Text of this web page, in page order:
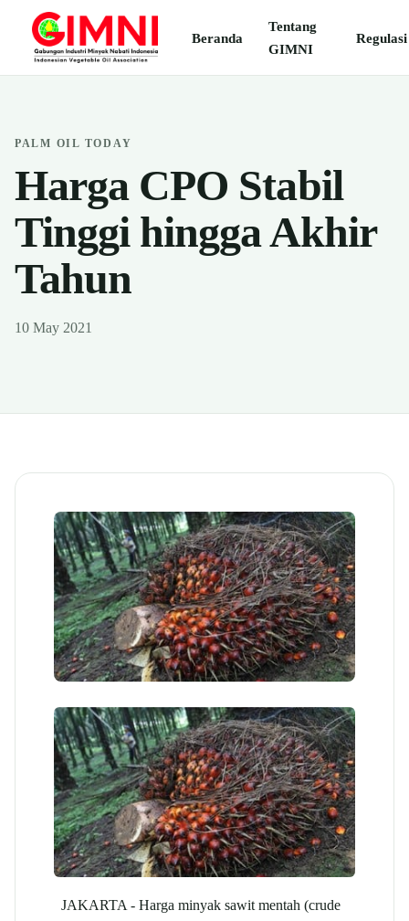
Beranda
Tentang
GIMNI
Regulasi
PALM OIL TODAY
Harga CPO Stabil
Tinggi hingga Akhir
Tahun
10 May 2021
JAKARTA - Harga minyak sawit mentah (crude